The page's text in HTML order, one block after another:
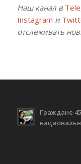
Наш канал в
Instagram и
отслеживать
Граждане
-